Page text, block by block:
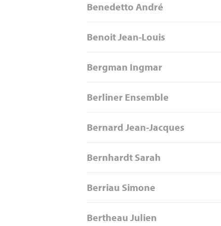
Benedetto André
Benoit Jean-Louis
Bergman Ingmar
Berliner Ensemble
Bernard Jean-Jacques
Bernhardt Sarah
Berriau Simone
Bertheau Julien